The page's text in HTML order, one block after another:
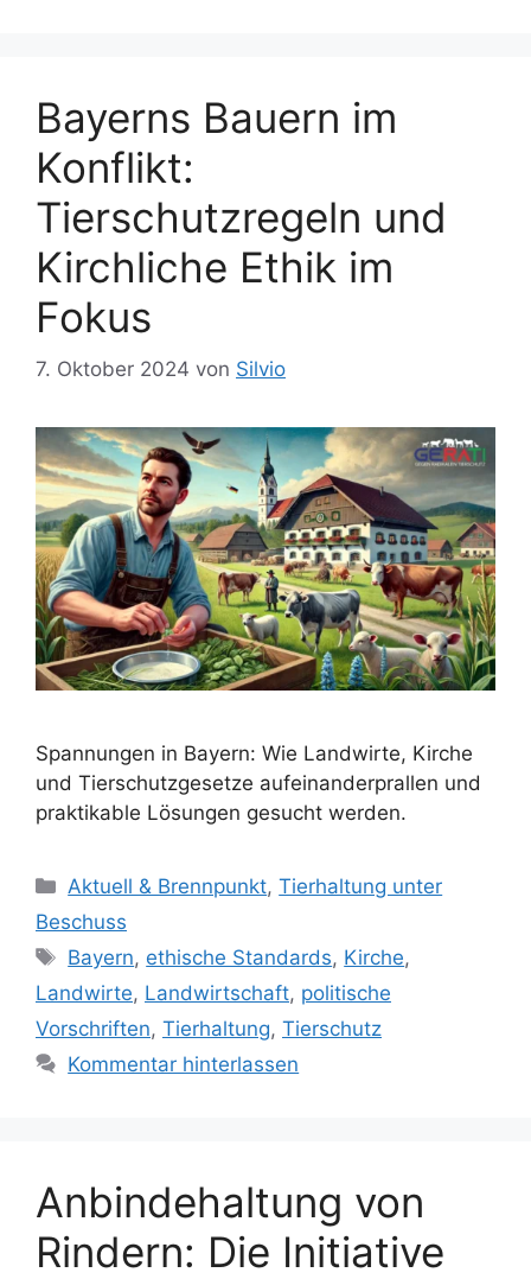
r
t
e
Bayerns Bauern im
Konflikt:
Tierschutzregeln und
Kirchliche Ethik im
Fokus
7. Oktober 2024 von Silvio
Spannungen in Bayern: Wie Landwirte, Kirche
und Tierschutzgesetze aufeinanderprallen und
praktikable Lösungen gesucht werden.
K
e
g
o
r
Aktuell & Brennpunkt,Tierhaltung unter
Beschuss
S
l
a
r
t
e
Bayern, ethische Standards, Kirche,
Landwirte, Landwirtschaft, politische
Vorschriften, Tierhaltung, Tierschutz
Kommentar hinterlassen
Anbindehaltung von
Rindern: Die Initiative